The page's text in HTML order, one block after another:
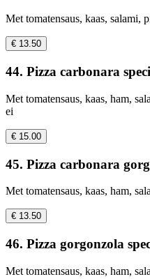
Met tomatensaus, kaas, salami,
€ 13.50
44. Pizza carbonara
Met tomatensaus, kaas, ham,
ei
€ 15.00
45. Pizza carbonara
Met tomatensaus, kaas, ham,
€ 13.50
46. Pizza gorgonzola
Met tomatensaus, kaas, ham,